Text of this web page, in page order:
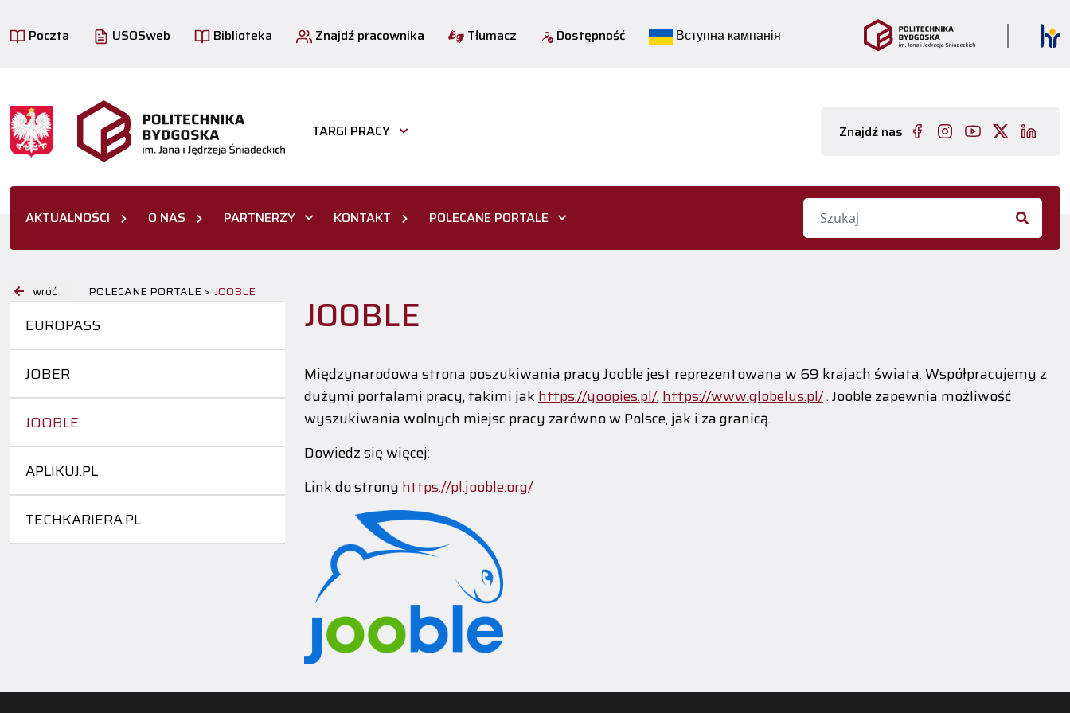
Poczta USOSweb Biblioteka Znajdź pracownika Tłumacz Dostępność Вступна кампанія
TARGI PRACY Znajdź nas
AKTUALNOŚCI O NAS PARTNERZY KONTAKT POLECANE PORTALE
wróć POLECANE PORTALE > JOOBLE
EUROPASS
JOBER
JOOBLE
APLIKUJ.PL
TECHKARIERA.PL
JOOBLE
Międzynarodowa strona poszukiwania pracy Jooble jest reprezentowana w 69 krajach świata. Współpracujemy z
dużymi portalami pracy, takimi jakhttps://yoopies.pl/,https://www.globelus.pl/. Jooble zapewnia możliwość
wyszukiwania wolnych miejsc pracy zarówno w Polsce, jak i za granicą.
Dowiedz się więcej:
Link do stronyhttps://pl.jooble.org/